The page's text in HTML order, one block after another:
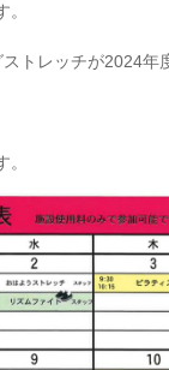
トレッチが2024年